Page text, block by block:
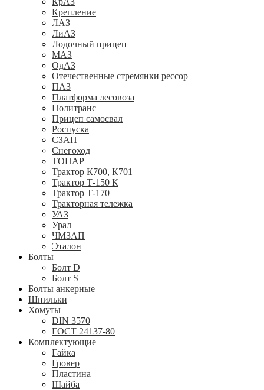
Крепление
ЛАЗ
ЛиАЗ
Лодочный прицеп
МАЗ
ОдАЗ
Отечественные стремянки рессор
ПАЗ
Платформа лесовоза
Политранс
Прицеп самосвал
Роспуска
СЗАП
Снегоход
ТОНАР
Трактор К700, К701
Трактор Т-150 К
Трактор Т-170
Тракторная тележка
УАЗ
Урал
ЧМЗАП
Эталон
Болты
Болт D
Болт S
Болты анкерные
Шпильки
Хомуты
DIN 3570
ГОСТ 24137-80
Комплектующие
Гайка
Гровер
Пластина
Шайба